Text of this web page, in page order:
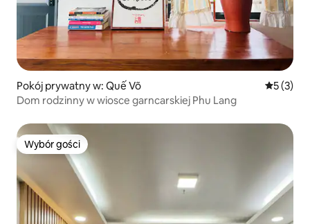
Pokój prywatny w: Quế Võ Średnia
5 (3)
Dom rodzinny w wiosce garncarskiej Phu Lang
Wybór gości
Wybór gości